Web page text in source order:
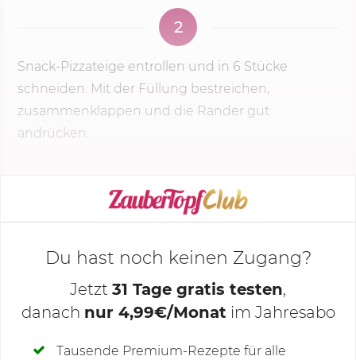
2
Snack-Pizzateige entrollen und in 6 Stücke
schneiden. Mit der Füllung bestreichen,
zusammenklappen und die Ränder gut
andrücken.
KOCHMODUS STARTEN
Deine Notizen
Du hast noch keinen Zugang?
Jetzt 31 Tage gratis testen,
danach nur 4,99€/Monat im Jahresabo
Tausende Premium-Rezepte für alle